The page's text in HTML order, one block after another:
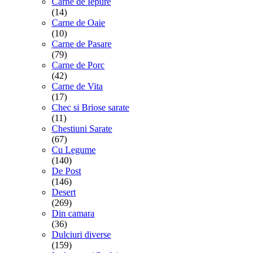
(14)
Carne de Oaie
(10)
Carne de Pasare
(79)
Carne de Porc
(42)
Carne de Vita
(17)
Chec si Briose sarate
(11)
Chestiuni Sarate
(67)
Cu Legume
(140)
De Post
(146)
Desert
(269)
Din camara
(36)
Dulciuri diverse
(159)